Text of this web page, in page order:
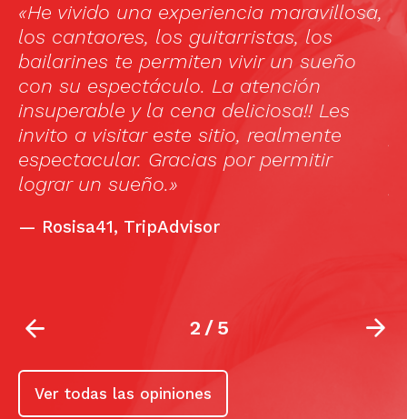
«He vivido una experiencia maravillosa,
los cantaores, los guitarristas, los
bailarines te permiten vivir un sueño
con su espectáculo. La atención
insuperable y la cena deliciosa!! Les
invito a visitar este sitio, realmente
espectacular. Gracias por permitir
lograr un sueño.»
— Rosisa41, TripAdvisor
2/5
Ver todas las opiniones